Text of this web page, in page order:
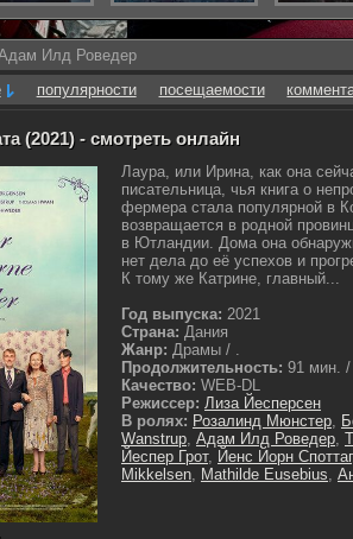
Илд Роведер
популярности посещаемости
(2021) - смотреть онлайн
Лаура, или Ирина, как она
писательница, чья книга о
фермера стала популярной в
возвращается в родной
в Ютландии. Дома она
нет дела до её успехов и
К тому же Катрине, главный...
Год выпуска: 2021
Страна: Дания
Жанр: Драмы / .
Продолжительность: 91 мин. /
Качество: WEB-DL
Режиссер: Лиза Йесперсен
В ролях: Розалинд Мюнстер,
Wanstrup, Адам Илд Роведер,
Йеспер Грот, Йенс Йорн Споттаг
Mikkelsen, Mathilde Eusebius,